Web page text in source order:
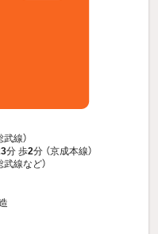
武線）
分 歩2分 （京成本線）
武線など）